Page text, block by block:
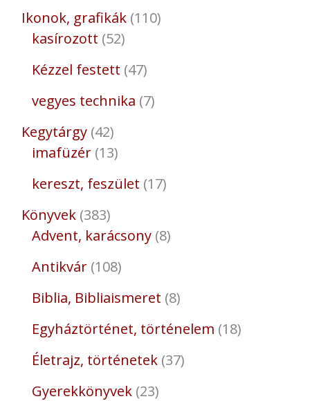
Ikonok, grafikák 110
kasírozott 52
Kézzel festett 47
vegyes technika 7
Kegytárgy 42
imafüzér 13
kereszt, feszület 17
Könyvek 383
Advent, karácsony 8
Antikvár 108
Biblia, Bibliaismeret 8
Egyháztörténet, történelem 18
Életrajz, történetek 37
Gyerekkönyvek 23